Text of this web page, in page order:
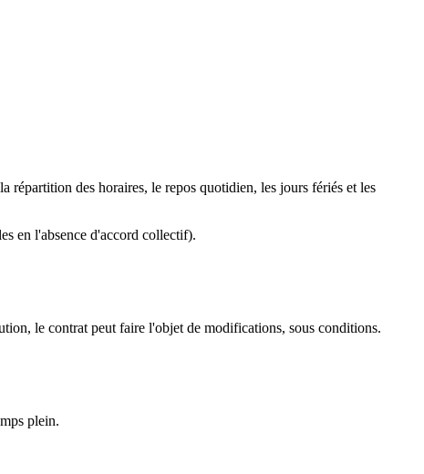
répartition des horaires, le repos quotidien, les jours fériés et les
en l'absence d'accord collectif).
le contrat peut faire l'objet de modifications, sous conditions.
plein.